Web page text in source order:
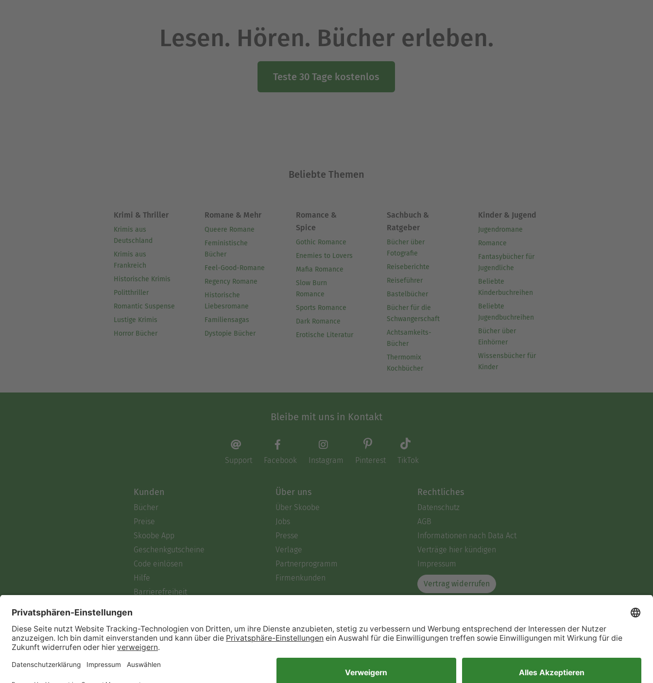
Lesen. Hören. Bücher erleben.
Teste 30 Tage kostenlos
Beliebte Themen
Krimi & Thriller
Krimis aus
Deutschland
Krimis aus
Frankreich
Historische Krimis
Politthriller
Romantic Suspense
Lustige Krimis
Horror Bücher
Romane & Mehr
Queere Romane
Feministische
Bücher
Feel-Good-Romane
Regency Romane
Historische
Liebesromane
Familiensagas
Dystopie Bücher
Romance &
Spice
Gothic Romance
Enemies to Lovers
Mafia Romance
Slow Burn
Romance
Sports Romance
Dark Romance
Erotische Literatur
Sachbuch &
Ratgeber
Bücher über
Fotografie
Reiseberichte
Reiseführer
Bastelbücher
Bücher für die
Schwangerschaft
Achtsamkeits-
Bücher
Thermomix
Kochbücher
Kinder & Jugend
Jugendromane
Romance
Fantasybücher für
Jugendliche
Beliebte
Kinderbuchreihen
Beliebte
Jugendbuchreihen
Bücher über
Einhörner
Wissensbücher für
Kinder
Bleibe mit uns in Kontakt
Support Facebook Instagram Pinterest TikTok
Kunden
Bücher
Preise
Skoobe App
Geschenkgutscheine
Code einlösen
Hilfe
Barrierefreiheit
Über uns
Über Skoobe
Jobs
Presse
Verlage
Partnerprogramm
Firmenkunden
Rechtliches
Datenschutz
AGB
Informationen nach Data Act
Verträge hier kündigen
Impressum
Vertrag widerrufen
Immer ein gutes Buch